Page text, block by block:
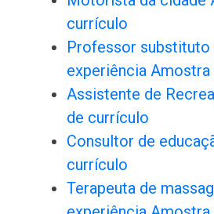
currículo
Professor substituto
experiência
Assistente de
de currículo
Consultor de
currículo
Terapeuta de